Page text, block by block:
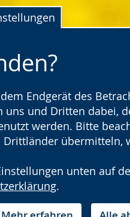
Endgerät des
uns und Dritten dabei,
werden. Bitte
übermitteln,
unten auf
.